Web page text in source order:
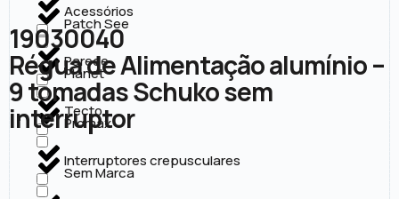
Acessórios
Parede
Tecto
Interruptores crepusculares
Patch See
Planet
Promax
Sem Marca
19030040
Régua de Alimentação alumínio –
9 tomadas Schuko sem
interruptor